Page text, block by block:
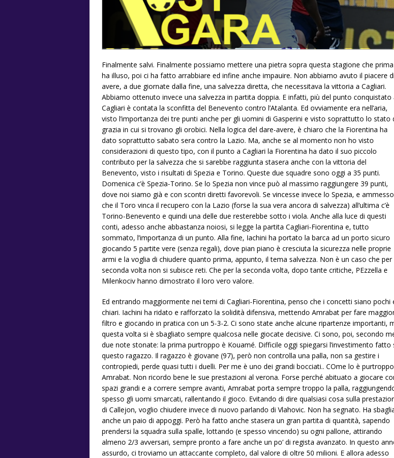
Finalmente salvi. Finalmente possiamo mettere una pietra sopra questa stagione che
ha illuso, poi ci ha fatto arrabbiare ed infine anche impauire. Non abbiamo avuto il piacere di
avere, a due giornate dalla fine, una salvezza diretta, che necessitava la vittoria a Cagliari.
Abbiamo ottenuto invece una salvezza in partita doppia. E infatti, più del punto conquistato
Cagliari è contata la sconfitta del Benevento contro l’Atalanta. Ed ovviamente era nell’aria,
visto l’importanza dei tre punti anche per gli uomini di Gasperini e visto soprattutto lo stato
grazia in cui si trovano gli orobici. Nella logica del dare-avere, è chiaro che la Fiorentina ha
dato soprattutto sabato sera contro la Lazio. Ma, anche se al momento non ho visto
considerazioni di questo tipo, con il punto a Cagliari la Fiorentina ha dato il suo piccolo
contributo per la salvezza che si sarebbe raggiunta stasera anche con la vittoria del
Benevento, visto i risultati di Spezia e Torino. Queste due squadre sono oggi a 35 punti.
Domenica c’è Spezia-Torino. Se lo Spezia non vince può al massimo raggiungere 39 punti,
dove noi siamo già e con scontri diretti favorevoli. Se vincesse invece lo Spezia, e ammesso
che il Toro vinca il recupero con la Lazio (forse la sua vera ancora di salvezza) all’ultima c’è
Torino-Benevento e quindi una delle due resterebbe sotto i viola. Anche alla luce di questi
conti, adesso anche abbastanza noiosi, si legge la partita Cagliari-Fiorentina e, tutto
sommato, l’importanza di un punto. Alla fine, Iachini ha portato la barca ad un porto sicuro
giocando 5 partite vere (senza regali), dove pian piano è cresciuta la sicurezza nelle proprie
armi e la voglia di chiudere quanto prima, appunto, il tema salvezza. Non è un caso che per
seconda volta non si subisce reti. Che per la seconda volta, dopo tante critiche, PEzzella e
Milenkociv hanno dimostrato il loro vero valore.
Ed entrando maggiormente nei temi di Cagliari-Fiorentina, penso che i concetti siano pochi
chiari. Iachini ha ridato e rafforzato la solidità difensiva, mettendo Amrabat per fare
filtro e giocando in pratica con un 5-3-2. Ci sono state anche alcune ripartenze importanti,
questa volta si è sbagliato sempre qualcosa nelle giocate decisive. Ci sono, poi, secondo
due note stonate: la prima purtroppo è Kouamé. Difficile oggi spiegarsi l’investimento fatto
questo ragazzo. Il ragazzo è giovane (97), però non controlla una palla, non sa gestire i
contropiedi, perde quasi tutti i duelli. Per me è uno dei grandi bocciati.. COme lo è purtroppo
Amrabat. Non ricordo bene le sue prestazioni al verona. Forse perché abituato a giocare
spazi grandi e a correre sempre avanti, Amrabat porta sempre troppo la palla,
spesso gli uomi smarcati, rallentando il gioco. Evitando di dire qualsiasi cosa sulla
di Callejon, voglio chiudere invece di nuovo parlando di Vlahovic. Non ha segnato. Ha
anche un paio di appoggi. Però ha fatto anche stasera un gran partita di quantità, sapendo
prendersi la squadra sulla spalle, lottando (e spesso vincendo) su ogni pallone, attirando
almeno 2/3 avversari, sempre pronto a fare anche un po’ di regista avanzato. In questo
assurdo, ci troviamo un attaccante completo, dal valore di oltre 50 milioni. E allora adesso